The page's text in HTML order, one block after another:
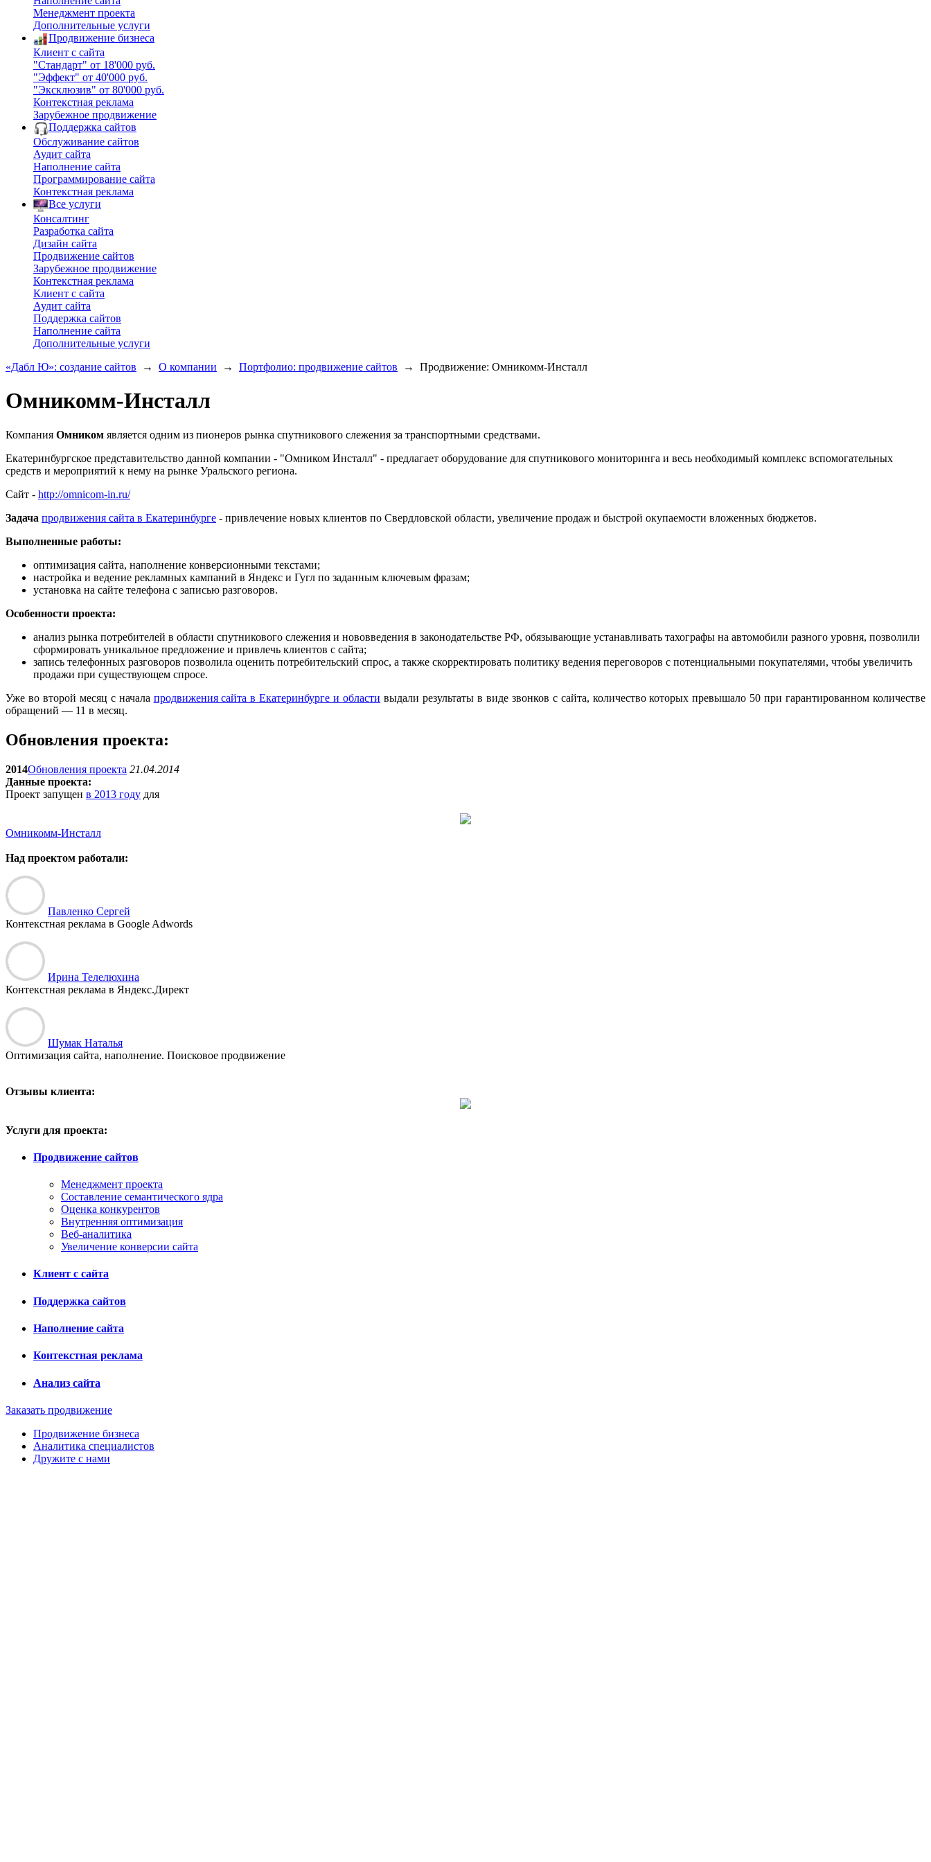
Менеджмент проекта
Дополнительные услуги
Продвижение бизнеса
Клиент с сайта
"Стандарт" от 18'000 руб.
"Эффект" от 40'000 руб.
"Эксклюзив" от 80'000 руб.
Контекстная реклама
Зарубежное продвижение
Поддержка сайтов
Обслуживание сайтов
Аудит сайта
Наполнение сайта
Программирование сайта
Контекстная реклама
Все услуги
Консалтинг
Разработка сайта
Дизайн сайта
Продвижение сайтов
Зарубежное продвижение
Контекстная реклама
Клиент с сайта
Аудит сайта
Поддержка сайтов
Наполнение сайта
Дополнительные услуги
«Дабл Ю»: создание сайтов
→ О компании → Портфолио: продвижение сайтов → Продвижение: Омникомм-Инсталл
Омникомм-Инсталл
Компания Омником является одним из пионеров рынка спутникового слежения за транспортными средствами.
Екатеринбургское представительство данной компании - "Омником Инсталл" - предлагает оборудование для спутникового мониторинга и весь необходимый комплекс вспомогательных
средств и мероприятий к нему на рынке Уральского региона.
Сайт - http://omnicom-in.ru/
Задача продвижения сайта в Екатеринбурге - привлечение новых клиентов по Свердловской области, увеличение продаж и быстрой окупаемости вложенных бюджетов.
Выполненные работы:
оптимизация сайта, наполнение конверсионными текстами;
настройка и ведение рекламных кампаний в Яндекс и Гугл по заданным ключевым фразам;
установка на сайте телефона с записью разговоров.
Особенности проекта:
анализ рынка потребителей в области спутникового слежения и нововведения в законодательстве РФ, обязывающие устанавливать тахографы на автомобили разного уровня, позволили
сформировать уникальное предложение и привлечь клиентов с сайта;
запись телефонных разговоров позволила оценить потребительский спрос, а также скорректировать политику ведения переговоров с потенциальными покупателями, чтобы увеличить
продажи при существующем спросе.
Уже во второй месяц с начала продвижения сайта в Екатеринбурге и области выдали результаты в виде звонков с сайта, количество которых превышало 50 при гарантированном количестве
обращений — 11 в месяц.
Обновления проекта:
2014Обновления проекта 21.04.2014
Данные проекта:
Проект запущен в 2013 году для
Омникомм-Инсталл
Над проектом работали:
Павленко Сергей
Контекстная реклама в Google Adwords
Ирина Телелюхина
Контекстная реклама в Яндекс.Директ
Шумак Наталья
Оптимизация сайта, наполнение. Поисковое продвижение
Отзывы клиента:
Услуги для проекта:
Продвижение сайтов
Менеджмент проекта
Составление семантического ядра
Оценка конкурентов
Внутренняя оптимизация
Веб-аналитика
Увеличение конверсии сайта
Клиент с сайта
Поддержка сайтов
Наполнение сайта
Контекстная реклама
Анализ сайта
Заказать продвижение
Продвижение бизнеса
Аналитика специалистов
Дружите с нами